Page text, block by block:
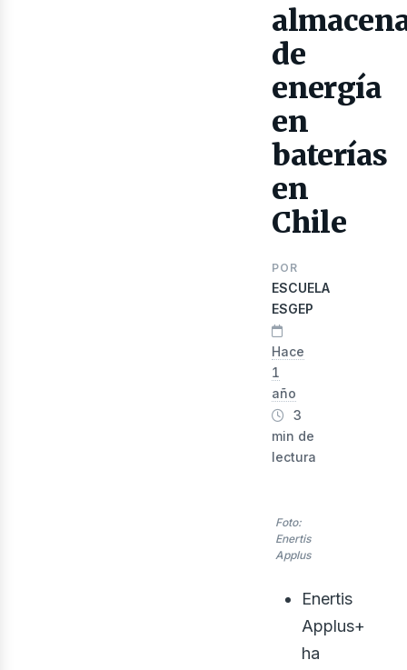
de
energía
en
baterías
en
Chile
POR
ESCUELA
ESGEP
Hace
1
año
3
min de
lectura
Foto:
Enertis
Applus
Enertis
Applus+
ha